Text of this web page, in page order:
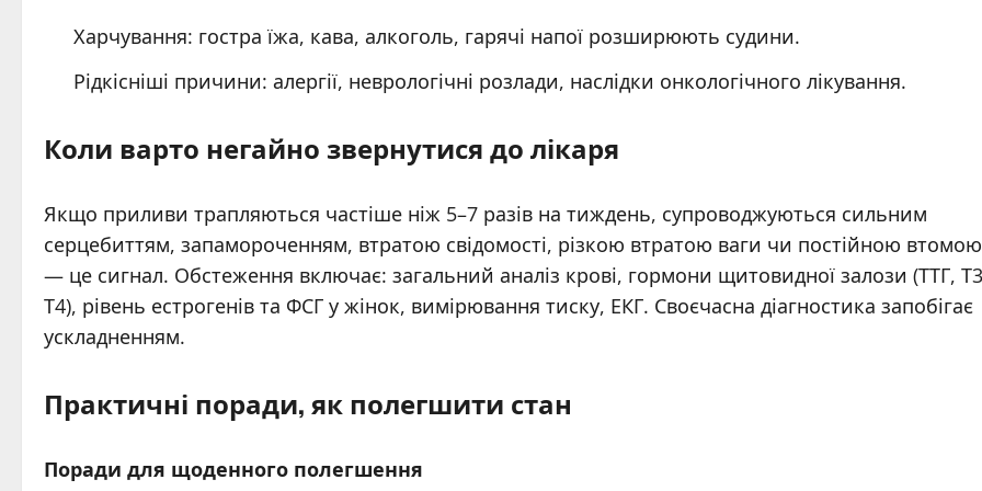
Харчування: гостра їжа, кава, алкоголь, гарячі напої розширюють судини.
Рідкісніші причини: алергії, неврологічні розлади, наслідки онкологічного лікування.
Коли варто негайно звернутися до лікаря
Якщо приливи трапляються частіше ніж 5–7 разів на тиждень, супроводжуються сильним
серцебиттям, запамороченням, втратою свідомості, різкою втратою ваги чи постійною втомою
— це сигнал. Обстеження включає: загальний аналіз крові, гормони щитовидної залози (ТТГ,
Т4), рівень естрогенів та ФСГ у жінок, вимірювання тиску, ЕКГ. Своєчасна діагностика запобігає
ускладненням.
Практичні поради, як полегшити стан
Поради для щоденного полегшення